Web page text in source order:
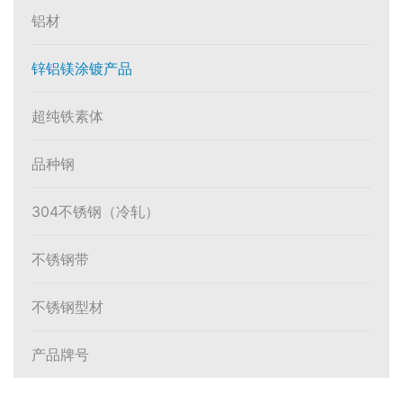
铝材
锌铝镁涂镀产品
超纯铁素体
品种钢
304不锈钢（冷轧）
不锈钢带
不锈钢型材
产品牌号